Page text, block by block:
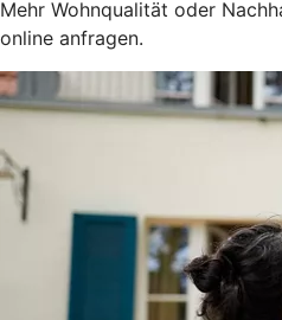
Mehr Wohnqualität oder
online anfragen.